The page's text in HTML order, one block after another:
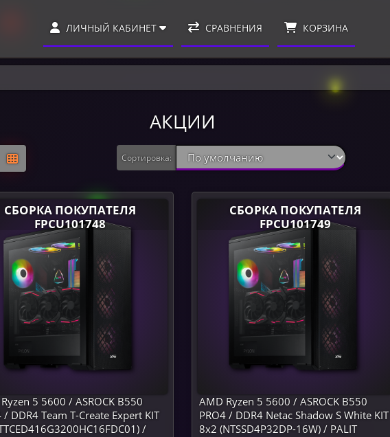
ЛИЧНЫЙ КАБИНЕТ СРАВНЕНИЯ КОРЗИНА
АКЦИИ
Сортировка:
СБОРКА ПОКУПАТЕЛЯ
FPCU101748
5 5600 / ASROCK B550
/ DDR4 Team T-Create Expert KIT
/
СБОРКА ПОКУПАТЕЛЯ
FPCU101749
AMD Ryzen 5 5600 / ASROCK B550
PRO4 / DDR4 Netac Shadow S White KIT
8x2 (NTSSD4P32DP-16W) / PALIT